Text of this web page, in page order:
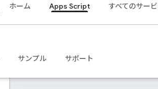
ホーム Apps Script すべてのサー
サンプル サポート